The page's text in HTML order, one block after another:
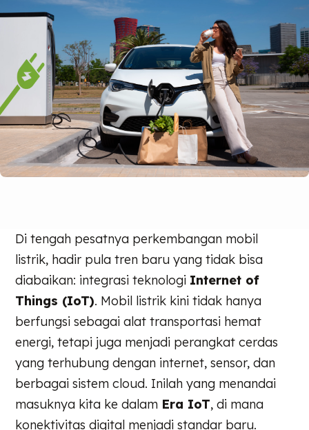
Di tengah pesatnya perkembangan mobil
listrik, hadir pula tren baru yang tidak bisa
diabaikan: integrasi teknologi Internet of
Things (IoT). Mobil listrik kini tidak hanya
berfungsi sebagai alat transportasi hemat
energi, tetapi juga menjadi perangkat cerdas
yang terhubung dengan internet, sensor, dan
berbagai sistem cloud. Inilah yang menandai
masuknya kita ke dalam Era IoT, di mana
konektivitas digital menjadi standar baru.